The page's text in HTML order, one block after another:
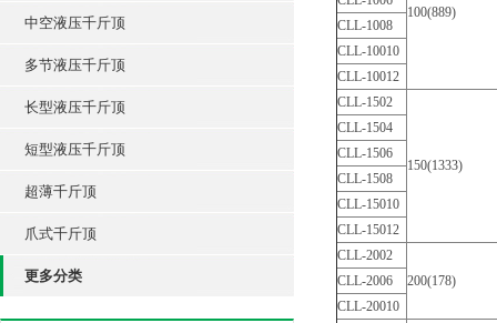
中空液压千斤顶
多节液压千斤顶
长型液压千斤顶
短型液压千斤顶
超薄千斤顶
爪式千斤顶
更多分类
100(889)
CLL-1008
CLL-10010
CLL-10012
CLL-1502
150(1333)
CLL-1504
CLL-1506
CLL-1508
CLL-15010
CLL-15012
CLL-2002
200(178)
CLL-2006
CLL-20010